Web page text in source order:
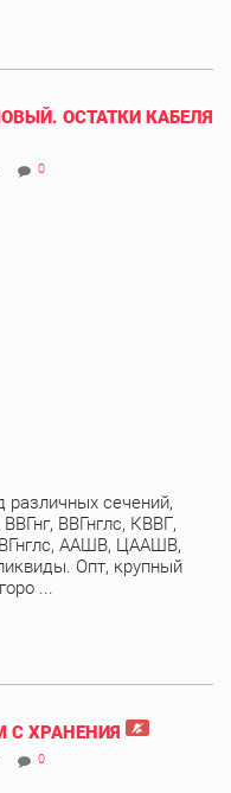
ОСТАТКИ КАБЕЛЯ
0
различных сечений,
ВВГнглс, КВВГ,
ААШВ, ЦААШВ,
Опт, крупный
...
С ХРАНЕНИЯ
0